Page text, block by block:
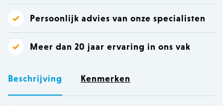
Persoonlijk advies van onze specialisten
Meer dan 20 jaar ervaring in ons vak
Beschrijving Kenmerken